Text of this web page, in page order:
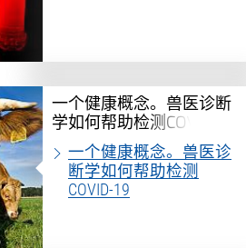
一个健康概念。兽医诊断
学如何帮助检测COVID-19
一个健康概念。兽医诊
断学如何帮助检测
COVID-19